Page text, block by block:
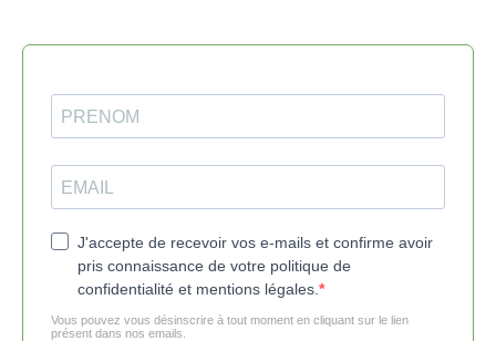
J'accepte de recevoir vos e-mails et confirme avoir
pris connaissance de votre politique de
confidentialité et mentions légales.
Vous pouvez vous désinscrire à tout moment en cliquant sur le lien
présent dans nos emails.